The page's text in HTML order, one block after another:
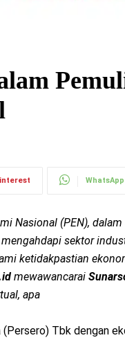
WhatsApp
Nasional (PEN),
sektor
ketidakpastian
mewawancarai
apa
Tbk dengan